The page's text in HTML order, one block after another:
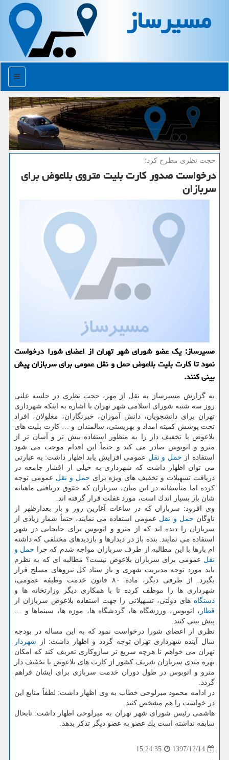
مسیرساز
منو
حجت نظری مطرح كرد؛
درخواست صدور كارت بلیت متروی بلاعوض برای
سربازان
مسیرساز: یك عضو شورای شهر تهران از اعضای شورا درخواست
نمود تا كارت بلیت بلاعوض حمل و نقل عمومی برای سربازان پیش
بینی كنند.
به گزارش مسیرساز به نقل از مهر، حجت نظری در جلسه علنی
روز سه شنبه شورای اسلامی شهر تهران با اشاره به اینكه شهرداری
تهران برای دانشجویان، دانش آموزان، خبرنگاران، معلولان، افراد
تحت پوشش كمیته امداد و بهزیستی، سالمندان و … كارت بلیت های
بلاعوض یا تخفیف دار را به منظور استفاده بیش تر و آسان تر از
مترو و اتوبوس صادر می كند و حتماً این اقدام موجب می شود
استفاده از حمل و نقل عمومی افزایش یابد اظهار داشت: به عبارتی
می توان اظهار داشت كه شهرداری به خیلی از اقشار جامعه در
دریافت تسهیلات و تخفیف های ویژه برای حمل و نقل عمومی توجه
كرده اما متأسفانه در این میان، سربازان كه حقوق دریافتی ماهیانه
شان باز بسیار اندك است، مورد غفلت قرار گرفته اند.
وی افزود: سربازان كه در ساعات آغازین روز و باز بعدازظهر از
ناوگان حمل و نقل عمومی استفاده می نمایند، حتماً شمار زیادی از
سربازان را دیده اند كه از مترو و اتوبوس برای جابجایی در شهر
استفاده می نمایند. بنده باز در دیدارها و بازدیدهای مختلفی كه داشته
ام بارها با این مطالبه از طرف سربازان مواجه شدم كه چرا حمل و
نقل عمومی برای سربازان بلاعوض نیست؟ مطالبه ای كه به نظرم
باید مورد توجه مدیریت شهری و باز ستاد كل نیروهای مسلح قرار
بگیرد. از طرفی دیگر، ماده ۸۰ قانون خدمت وظیفه عمومی،
شهرداری ها را موظف كرده تا با همكاری دیگر وزارتخانه ها و
دستگاه های دولتی، تسهیلاتی را جهت استفاده بلاعوض سربازان از
قطار ، اتوبوس، ورزشگاه ها، گردشگاه ها، موزه ها، سینماها و …
پیش بینی كنند.
نظری از اعضای شورا درخواست نمود كه به این مساله در بودجه
سال آینده شهرداری تهران توجه گردد و اظهار داشت: از شهردار
تهران می خواهم تا هرچه سریع تر سازوكاری تعریف كند كه امكان
بهره مندی سربازان شریف كشور از كارت های بلاعوض یا تخفیف دار
مترو و اتوبوس در طول دوران خدمت سربازی برای ایشان فراهم
گردد.
در ادامه محمود میرلوحی خطاب به وی اظهار داشت: لطفاً منابع این
در خواست را هم مشخص كنید.
هاشمی رئیس شورای شهر تهران به میرلوحی اظهار داشت: تابحال
سابقه نداشته است یك عضو به عضو دیگر تذكر بدهد.
1397/12/14
15:24:35